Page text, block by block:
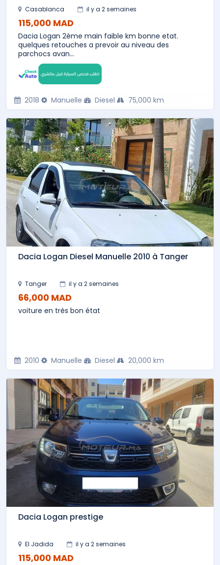
Casablanca il y a 2 semaines
115,000 MAD
Dacia Logan 2ème main faible km bonne etat.
quelques retouches a prevoir au niveau des
parchocs avan...
2018 Manuelle Diesel 75,000 km
Dacia Logan Diesel Manuelle 2010 à Tanger
Tanger il y a 2 semaines
66,000 MAD
voiture en très bon état
2010 Manuelle Diesel 20,000 km
Dacia Logan prestige
El Jadida il y a 2 semaines
115,000 MAD